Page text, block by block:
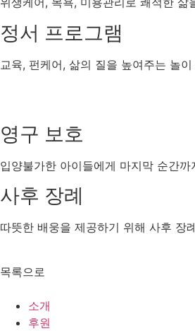
정서 프로그램
교육, 펀케어, 삶의 질을 높여주는 놀이
영구 보호
입양불가한 아이들에게 마지막 순간까
사후 장례
따뜻한 배웅을 제공하기 위해 사후 장
목록으로
소개
후원